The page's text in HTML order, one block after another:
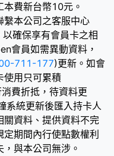
費新台幣10元。
繫本公司之客服中心
確保享有會員卡之相
會員如需異動資料，
711-177)更新。如會
使用只可累積
費折抵，待資料更
系統更新後匯入持卡人
關資料、提供資料不完
期間內行使點數權利
與本公司無涉。